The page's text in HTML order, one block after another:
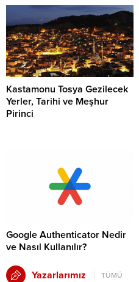
Kastamonu Tosya Gezilecek
Yerler, Tarihi ve Meşhur
Pirinci
Google Authenticator Nedir
ve Nasıl Kullanılır?
Yazarlarımız TÜMÜ